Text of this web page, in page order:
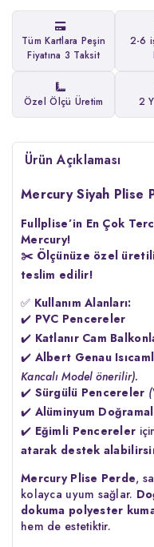
Tüm Kartlara Peşin
Fiyatına 3 Taksit
2-6
Özel Ölçü Üretim 2
Ürün Açıklaması
Mercury Siyah Plise
Fullplise’in En Çok
Mercury!
✂️ Ölçünüze özel
teslim edilir!
✅ Kullanım Alanları:
✔️ PVC Pencereler
✔️ Katlanır Cam
✔️ Albert Genau
Kancalı Model önerilir).
✔️ Sürgülü Pencereler
✔️ Alüminyum
✔️ Eğimli Pencereler
atarak destek
Mercury Plise Perde,
kolayca uyum sağlar.
dokuma polyester
hem de estetiktir.